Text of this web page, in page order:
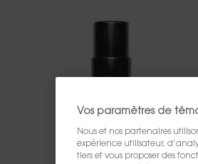
Vos paramètres de
Nous et nos partenaires
expérience utilisateur,
tiers et vous proposer des